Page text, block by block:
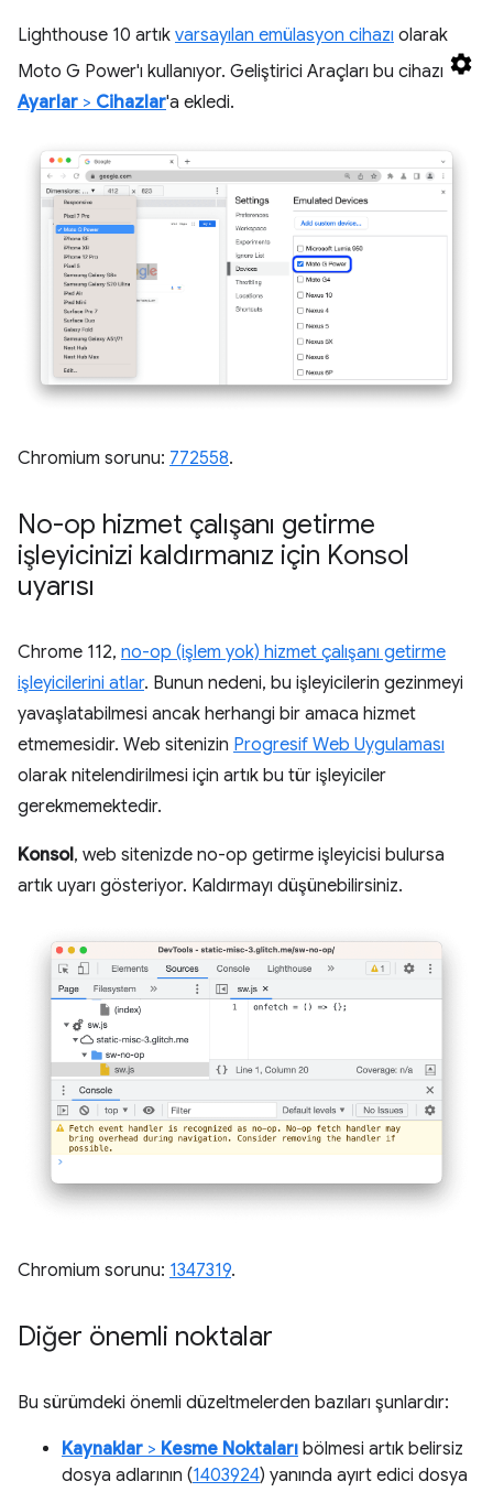
Lighthouse 10 artık varsayılan emülasyon cihazı olarak
Moto G Power'ı kullanıyor. Geliştirici Araçları bu cihazı
Ayarlar > Cihazlar'a ekledi.
Chromium sorunu: 772558.
No-op hizmet çalışanı getirme
işleyicinizi kaldırmanız için Konsol
uyarısı
Chrome 112, no-op (işlem yok) hizmet çalışanı getirme
işleyicilerini atlar. Bunun nedeni, bu işleyicilerin gezinmeyi
yavaşlatabilmesi ancak herhangi bir amaca hizmet
etmemesidir. Web sitenizin Progresif Web Uygulaması
olarak nitelendirilmesi için artık bu tür işleyiciler
gerekmemektedir.
Konsol, web sitenizde no-op getirme işleyicisi bulursa
artık uyarı gösteriyor. Kaldırmayı düşünebilirsiniz.
Chromium sorunu: 1347319.
Diğer önemli noktalar
Bu sürümdeki önemli düzeltmelerden bazıları şunlardır:
Kaynaklar > Kesme Noktaları bölmesi artık belirsiz
dosya adlarının (1403924) yanında ayırt edici dosya